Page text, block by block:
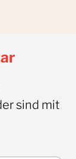
sind mit